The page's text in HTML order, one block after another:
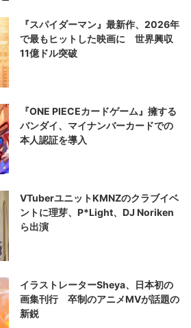
『スパイダーマン』最新作、2026年
で最もヒットした映画に 世界興収
11億ドル突破
『ONE PIECEカードゲーム』擁する
バンダイ、マイナンバーカードでの
本人認証を導入
VTuberユニットKMNZのクラブイベ
ントに理芽、P*Light、DJ Noriken
ら出演
イラストレーターSheya、日本初の
画集刊行 卒制のアニメMVが話題の
新鋭